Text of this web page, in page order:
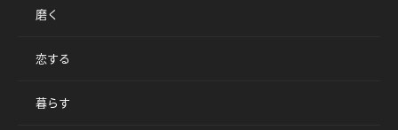
磨く
恋する
暮らす